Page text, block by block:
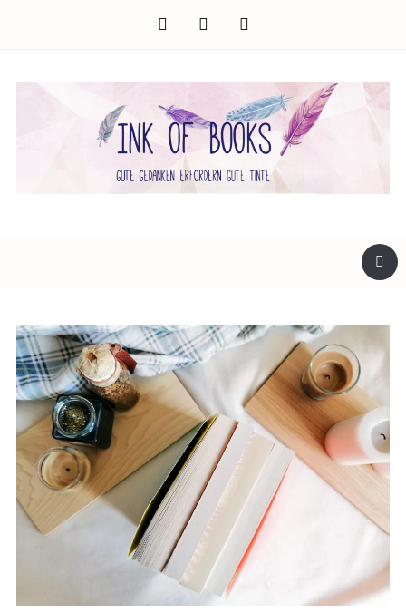
facebook twitter instagram